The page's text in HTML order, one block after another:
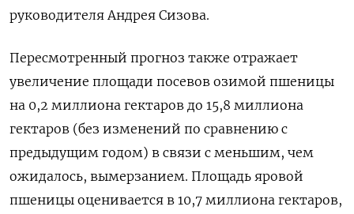
руководителя Андрея Сизова.
Пересмотренный прогноз ​также отражает
увеличение площади посевов озимой пшеницы
на ‌0,2 миллиона гектаров до 15,8 миллиона
гектаров (без изменений по сравнению с ​
предыдущим годом) ​в связи с ‌меньшим, чем
ожидалось, вымерзанием. Площадь яровой
пшеницы оценивается в ​10,7 миллиона гектаров,